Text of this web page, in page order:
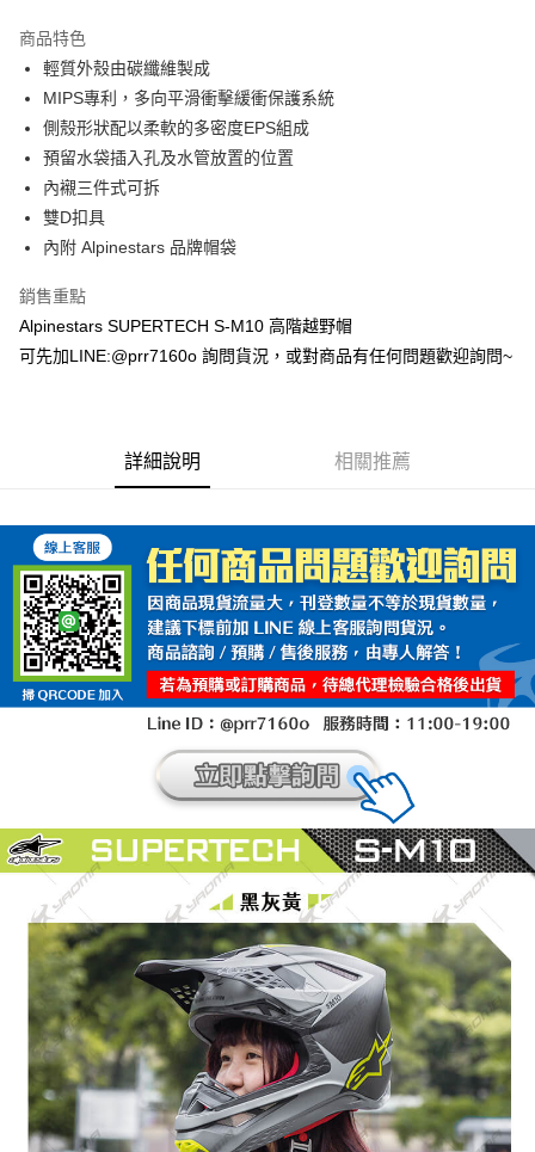
ATM付款
運送方式
全家取貨付款(安全帽一頂以上請選宅配)
每筆NT$60，滿NT$1,000(含以上)免運費
7-11取貨付款(安全帽一頂以上請選宅配)
每筆NT$100，滿NT$1,000(含以上)免運費
商品特色
輕質外殼由碳纖維製成
MIPS專利，多向平滑衝擊緩衝保護系統
側殼形狀配以柔軟的多密度EPS組成
預留水袋插入孔及水管放置的位置
內襯三件式可拆
雙D扣具
內附 Alpinestars 品牌帽袋
銷售重點
Alpinestars SUPERTECH S-M10 高階越野帽
可先加LINE:@prr7160o 詢問貨況，或對商品有任何問題歡迎詢問~
詳細說明 相關推薦